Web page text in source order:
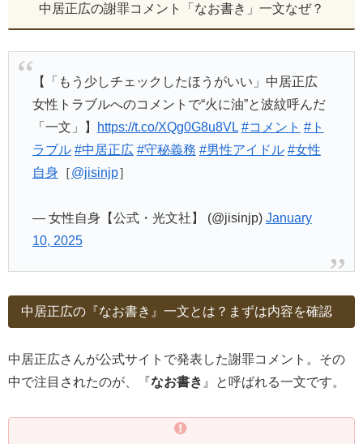
中居正広の謝罪コメント「なお書き」一文なぜ？
【「もう少しチェックしたほうがいい」中居正広
女性トラブルへのコメントで“火に油”と波紋呼んだ
「一文」】
https://t.co/XQg0G8u8VL #コメント #ト
ラブル #中居正広 #守秘義務 #男性アイドル #女性
自身 ［@jisinjp］
— 女性自身【公式・光文社】 (@jisinjp) January
10, 2025
中居正広の『なお書き』一文とは？まずは内容を確認
中居正広さんが公式サイトで発表した謝罪コメント。その
中で注目されたのが、『 なお書き 』と呼ばれる一文です。